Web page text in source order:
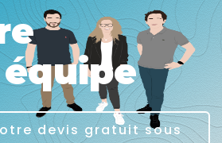
devis gratuit sous